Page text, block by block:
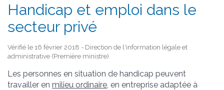
Handicap et emploi dans le
secteur privé
Vérifié le 16 février 2018 - Direction de l'information légale et
administrative (Première ministre)
Les personnes en situation de handicap peuvent
travailler en milieu ordinaire , en entreprise adaptée à